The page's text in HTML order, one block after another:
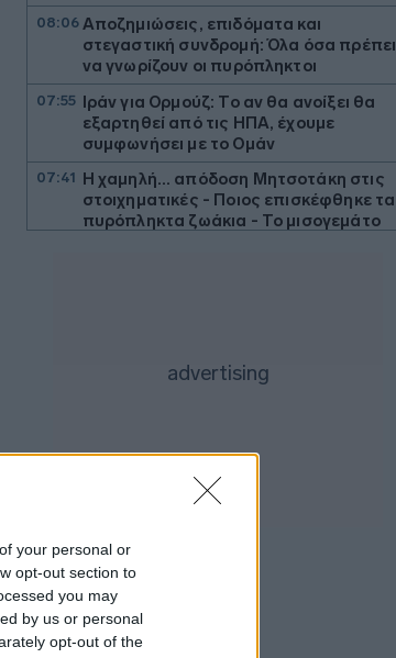
your personal or
opt-out section to
you may
by us or personal
opt-out of the
08:06 Αποζημιώσεις, επιδόματα και
στεγαστική συνδρομή: Όλα όσα πρέπει
να γνωρίζουν οι πυρόπληκτοι
07:55 Ιράν για Ορμούζ: Το αν θα ανοίξει θα
εξαρτηθεί από τις ΗΠΑ, έχουμε
συμφωνήσει με το Ομάν
07:41
Η χαμηλή… απόδοση Μητσοτάκη στις
στοιχηματικές - Ποιος επισκέφθηκε τα
πυρόπληκτα ζωάκια - Το μισογεμάτο
δάνεια, «γύρισε» σε ευρώ σχεδόν το
χιλιάδες συμβόλαια του 2025 για το
πιστοποιητικό ΕΝΦΙΑ
Της… ανακαινίσεως
23:52
Η Etsy απολύει το 12% του
προσωπικού της - «Δεν οφείλεται στην
Τεχνητή Νοημοσύνη»